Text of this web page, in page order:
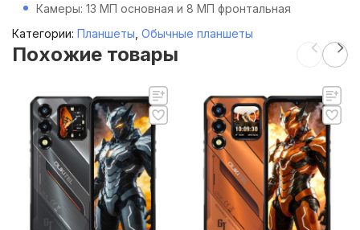
Камеры: 13 МП основная и 8 МП фронтальная
Категории: Планшеты Обычные планшеты
Похожие товары